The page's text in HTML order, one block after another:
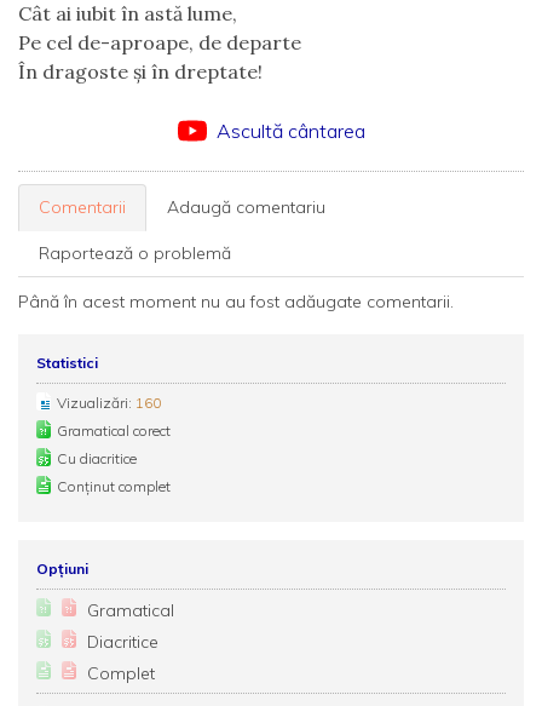
Cât ai iubit în astă lume,
Pe cel de-aproape, de departe
În dragoste și în dreptate!
Ascultă cântarea
Comentarii Adaugă comentariu
Raportează o problemă
Până în acest moment nu au fost adăugate comentarii.
Statistici
Vizualizări: 160
Gramatical corect
Cu diacritice
Conținut complet
Opțiuni
Gramatical
Diacritice
Complet